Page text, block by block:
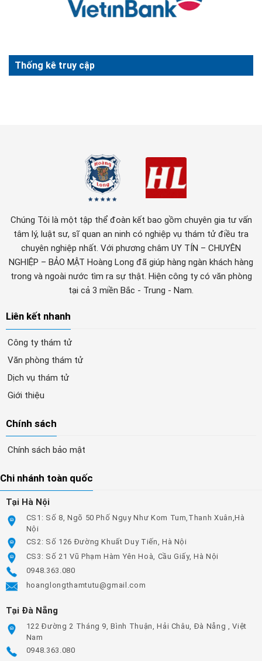
Thống kê truy cập
Chúng Tôi là một tập thể đoàn kết bao gồm chuyên gia tư vấn
tâm lý, luật sư, sĩ quan an ninh có nghiệp vụ thám tử điều tra
chuyên nghiệp nhất. Với phương châm UY TÍN – CHUYÊN
NGHIỆP – BẢO MẬT Hoàng Long đã giúp hàng ngàn khách hàng
trong và ngoài nước tìm ra sự thật. Hiện công ty có văn phòng
tại cả 3 miền Bắc - Trung - Nam.
Liên kết nhanh
Công ty thám tử
Văn phòng thám tử
Dịch vụ thám tử
Giới thiệu
Chính sách
Chính sách bảo mật
Chi nhánh toàn quốc
Tại Hà Nội
CS1: Số 8, Ngõ 50 Phố Ngụy Như Kom Tum,Thanh Xuân,Hà
Nội
CS2: Số 126 Đường Khuất Duy Tiến, Hà Nội
CS3: Số 21 Vũ Phạm Hàm Yên Hoà, Cầu Giấy, Hà Nội
0948.363.080
hoanglongthamtutu@gmail.com
Tại Đà Nẵng
122 Đường 2 Tháng 9, Bình Thuận, Hải Châu, Đà Nẵng , Việt
Nam
0948.363.080